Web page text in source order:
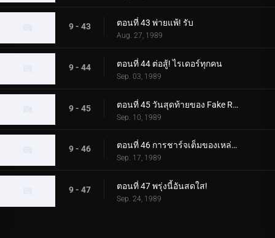
9 - 43 ตอนที่ 43 พ่ายแพ้! รับ
Aug. 27, 1989
9 - 44 ตอนที่ 44 ต่อสู้! ไรเดอร์ทุกคน
Sep. 03, 1989
9 - 45 ตอนที่ 45 วันสุดท้ายของ Fake Rider
Sep. 10, 1989
9 - 46 ตอนที่ 46 การชาร์จเต็มของเหล่าไรเดอร์
Sep. 17, 1989
9 - 47 ตอนที่ 47 พรุ่งนี้อันสดใส!
Sep. 24, 1989